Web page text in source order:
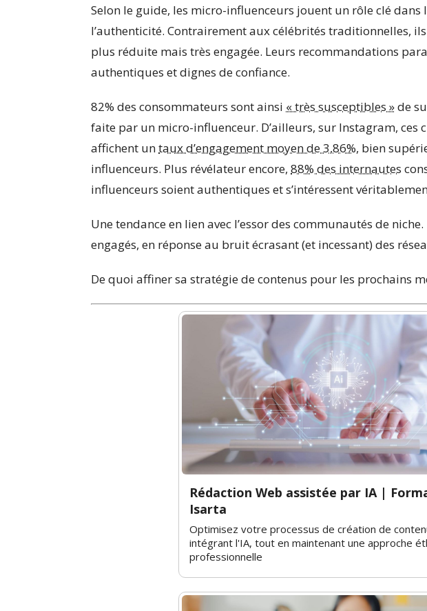
Selon le guide, les micro-influenceurs jouent un rôle clé
l’authenticité. Contrairement aux célébrités traditionnelles,
plus réduite mais très engagée. Leurs recommandations
authentiques et dignes de confiance.
82% des consommateurs sont ainsi « très susceptibles »de
faite par un micro-influenceur. D’ailleurs, sur Instagram, ces
affichent untaux d’engagement moyen de 3,86%, bien
influenceurs. Plus révélateur encore, 88% des internautes
influenceurs soient authentiques et s’intéressent
Une tendance en lien avec l’essor des communautés de
engagés, en réponse au bruit écrasant (et incessant) des
De quoi affiner sa stratégie de contenus pour les prochains
Rédaction Web assistée par IA |
Isarta
Optimisez votre processus de création de
intégrant l'IA, tout en maintenant une approche
professionnelle